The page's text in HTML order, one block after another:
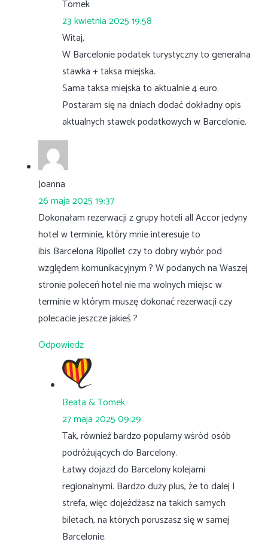
Tomek
23 kwietnia 2025 19:58
Witaj,
W Barcelonie podatek turystyczny to generalna
stawka + taksa miejska.
Sama taksa miejska to aktualnie 4 euro.
Postaram się na dniach dodać dokładny opis
aktualnych stawek podatkowych w Barcelonie.
Joanna
26 maja 2025 19:37
Dokonałam rezerwacji z grupy hoteli all Accor jedyny
hotel w terminie, który mnie interesuje to
ibis Barcelona Ripollet czy to dobry wybór pod
względem komunikacyjnym ? W podanych na Waszej
stronie poleceń hotel nie ma wolnych miejsc w
terminie w którym muszę dokonać rezerwacji czy
polecacie jeszcze jakieś ?
Odpowiedz
Beata & Tomek
27 maja 2025 09:29
Tak, również bardzo popularny wśród osób
podróżujących do Barcelony.
Łatwy dojazd do Barcelony kolejami
regionalnymi. Bardzo duży plus, że to dalej I
strefa, więc dojeżdżasz na takich samych
biletach, na których poruszasz się w samej
Barcelonie.